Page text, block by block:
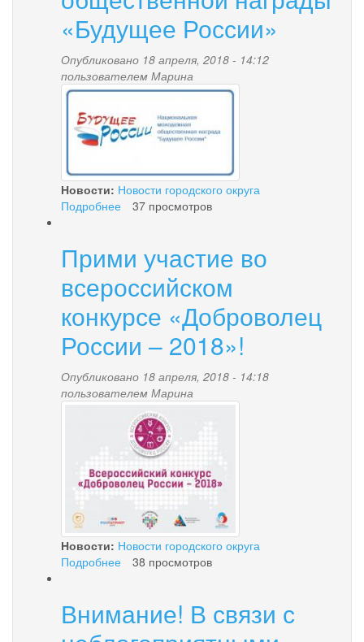
год
«Будущее России»
Опубликовано 18 апреля, 2018 - 14:12
пользователем Марина
budushchee_rossii.jpg
Новости: Новости городского округа
Подробнее
заявок
для
участия
конкурсе
на
соискание
молодежной
общественной
награды
«Будущее
России»
37 просмотров
Прими участие во
всероссийском
конкурсе «Доброволец
России – 2018»!
Опубликовано 18 апреля, 2018 - 14:18
пользователем Марина
proxy.imgsmail.ru_.jpg
Новости: Новости городского округа
Подробнее
во
всероссийском
38 просмотров
Внимание! В связи с